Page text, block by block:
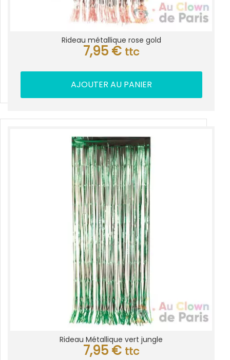
Rideau métallique rose gold
7,95 € ttc
AJOUTER AU PANIER
Rideau Métallique vert jungle
7,95 € ttc